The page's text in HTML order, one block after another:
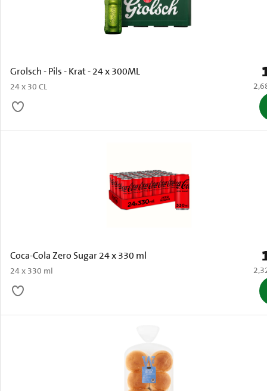
Grolsch - Pils - Krat - 24 x 300ML
24 x 30 CL €
Coca-Cola Zero Sugar 24 x 330 ml
24 x 330 ml €